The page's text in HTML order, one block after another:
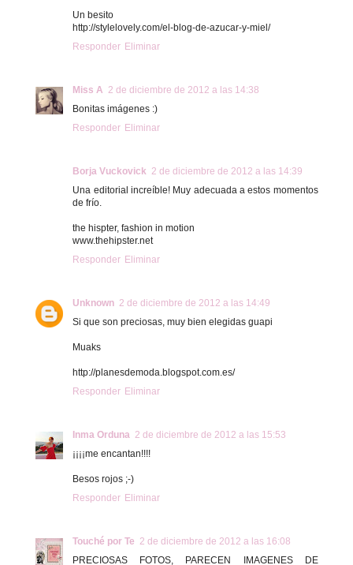
Un besito
http://stylelovely.com/el-blog-de-azucar-y-miel/
Responder Eliminar
Miss A 2 de diciembre de 2012 a las 14:38
Bonitas imágenes :)
Responder Eliminar
Borja Vuckovick 2 de diciembre de 2012 a las 14:39
Una editorial increíble! Muy adecuada a estos momentos
de frío.
the hispter, fashion in motion
www.thehipster.net
Responder Eliminar
Unknown 2 de diciembre de 2012 a las 14:49
Si que son preciosas, muy bien elegidas guapi
Muaks
http://planesdemoda.blogspot.com.es/
Responder Eliminar
Inma Orduna 2 de diciembre de 2012 a las 15:53
¡¡¡¡me encantan!!!!
Besos rojos ;-)
Responder Eliminar
Touché por Te 2 de diciembre de 2012 a las 16:08
PRECIOSAS FOTOS, PARECEN IMAGENES DE